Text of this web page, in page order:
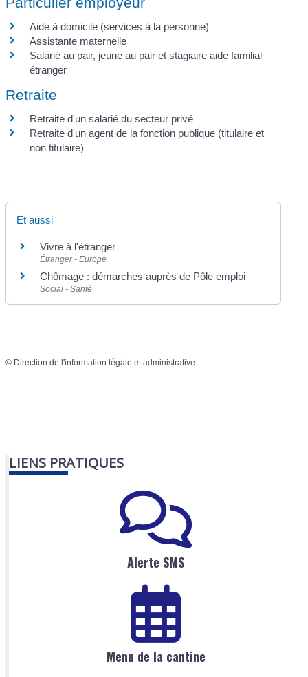
Aide à domicile (services à la personne)
Assistante maternelle
Salarié au pair, jeune au pair et stagiaire aide familial
étranger
Retraite
Retraite d'un salarié du secteur privé
Retraite d'un agent de la fonction publique (titulaire et
non titulaire)
Et aussi
Vivre à l'étranger
Étranger - Europe
Chômage : démarches auprès de Pôle emploi
Social - Santé
© Direction de l'information légale et administrative
LIENS PRATIQUES
Alerte SMS
Menu de la cantine